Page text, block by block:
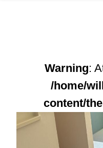
Warning:
/home/
content/